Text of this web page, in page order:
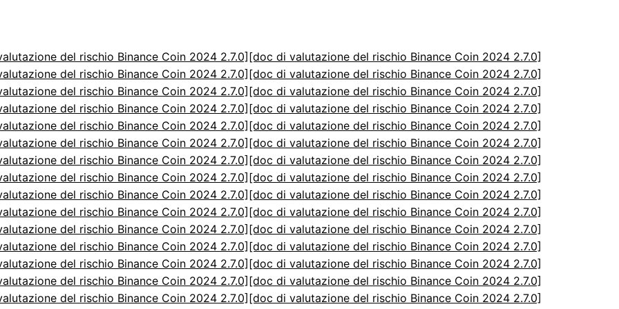
del rischio Binance Coin 2024 2.7.0] [doc di valutazione del rischio Binance Coin 2024 2.7.0]
del rischio Binance Coin 2024 2.7.0] [doc di valutazione del rischio Binance Coin 2024 2.7.0]
del rischio Binance Coin 2024 2.7.0] [doc di valutazione del rischio Binance Coin 2024 2.7.0]
del rischio Binance Coin 2024 2.7.0] [doc di valutazione del rischio Binance Coin 2024 2.7.0]
del rischio Binance Coin 2024 2.7.0] [doc di valutazione del rischio Binance Coin 2024 2.7.0]
del rischio Binance Coin 2024 2.7.0] [doc di valutazione del rischio Binance Coin 2024 2.7.0]
del rischio Binance Coin 2024 2.7.0] [doc di valutazione del rischio Binance Coin 2024 2.7.0]
del rischio Binance Coin 2024 2.7.0] [doc di valutazione del rischio Binance Coin 2024 2.7.0]
del rischio Binance Coin 2024 2.7.0] [doc di valutazione del rischio Binance Coin 2024 2.7.0]
del rischio Binance Coin 2024 2.7.0] [doc di valutazione del rischio Binance Coin 2024 2.7.0]
del rischio Binance Coin 2024 2.7.0] [doc di valutazione del rischio Binance Coin 2024 2.7.0]
del rischio Binance Coin 2024 2.7.0] [doc di valutazione del rischio Binance Coin 2024 2.7.0]
del rischio Binance Coin 2024 2.7.0] [doc di valutazione del rischio Binance Coin 2024 2.7.0]
del rischio Binance Coin 2024 2.7.0] [doc di valutazione del rischio Binance Coin 2024 2.7.0]
del rischio Binance Coin 2024 2.7.0] [doc di valutazione del rischio Binance Coin 2024 2.7.0]